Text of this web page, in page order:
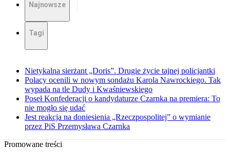
Najnowsze
Tagi
Nietykalna sierżant „Doris”. Drugie życie tajnej policjantki
Polacy ocenili w nowym sondażu Karola Nawrockiego. Tak
wypada na tle Dudy i Kwaśniewskiego
Poseł Konfederacji o kandydaturze Czarnka na premiera: To
nie mogło się udać
Jest reakcja na doniesienia „Rzeczpospolitej” o wymianie
przez PiS Przemysława Czarnka
Promowane treści